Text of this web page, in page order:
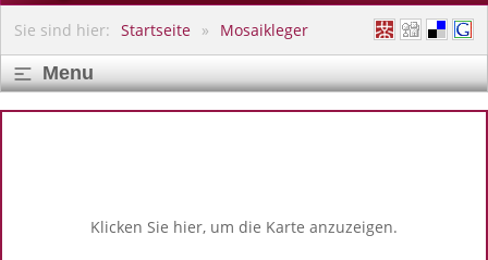
Sie sind hier: Startseite Mosaikleger
Menu
Klicken Sie hier, um die Karte anzuzeigen.